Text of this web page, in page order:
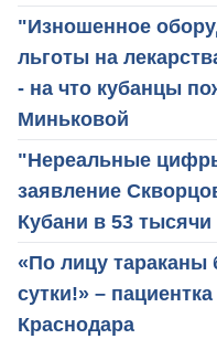
"Изношенное
льготы на
- на что кубанцы
Миньковой
"Нереальные
заявление
Кубани в 53 тысячи
«По лицу тараканы
сутки!» –
Краснодара